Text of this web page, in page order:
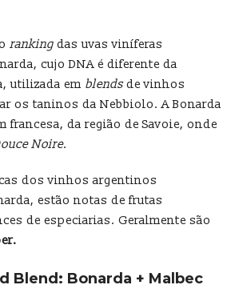
ranking das uvas viníferas
cujo DNA é diferente da
utilizada em blendsde vinhos
os taninos da Nebbiolo. A Bonarda
francesa, da região de Savoie, onde
Noire.
dos vinhos argentinos
estão notas de frutas
de especiarias. Geralmente são
Blend: Bonarda + Malbec